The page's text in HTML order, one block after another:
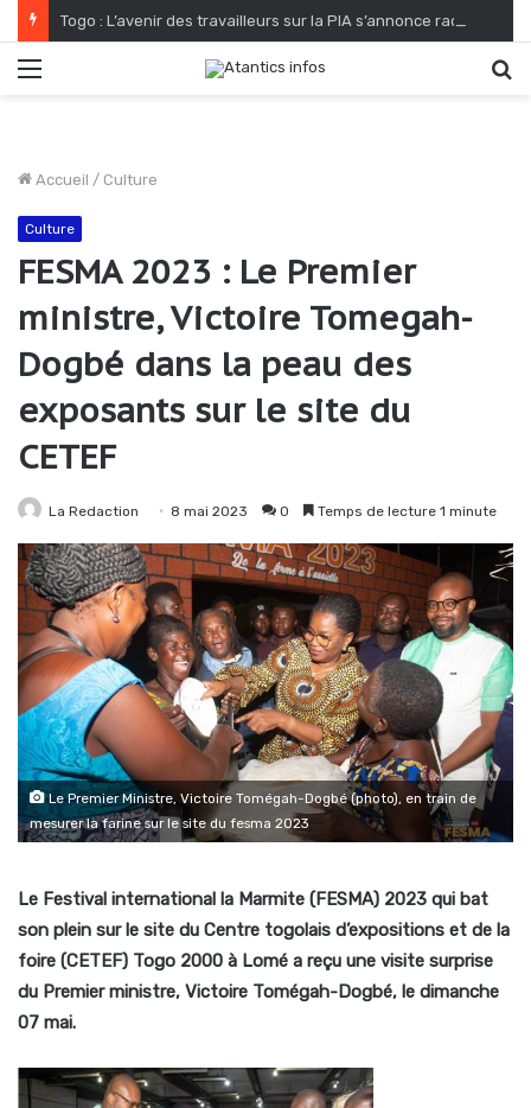
Accueil / Culture
Culture
FESMA 2023 : Le Premier
ministre, Victoire Tomegah-
Dogbé dans la peau des
exposants sur le site du
CETEF
La Redaction 8 mai 2023 0 Temps de lecture 1 minute
Le Premier Ministre, Victoire Tomégah-Dogbé (photo), en train de
mesurer la farine sur le site du fesma 2023
Le Festival international la Marmite (FESMA) 2023 qui bat
son plein sur le site du Centre togolais d’expositions et de la
foire (CETEF) Togo 2000 à Lomé a reçu une visite surprise
du Premier ministre, Victoire Tomégah-Dogbé, le dimanche
07 mai.